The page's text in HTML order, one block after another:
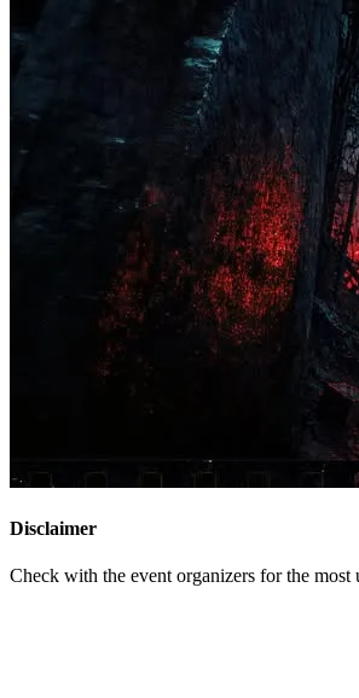
Disclaimer
Check with the event organizers for the most